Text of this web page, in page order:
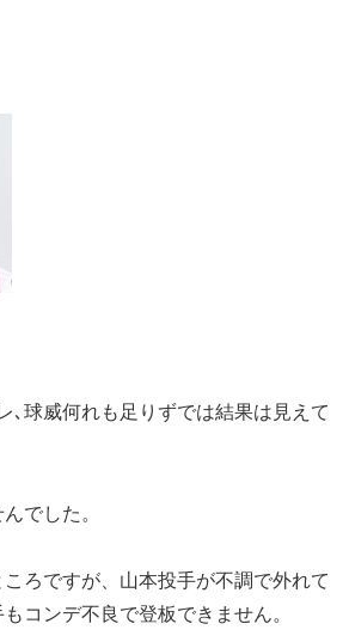
､球威何れも足りずでは結果は見えて
でした。
ろですが、山本投手が不調で外れて
コンデ不良で登板できません。